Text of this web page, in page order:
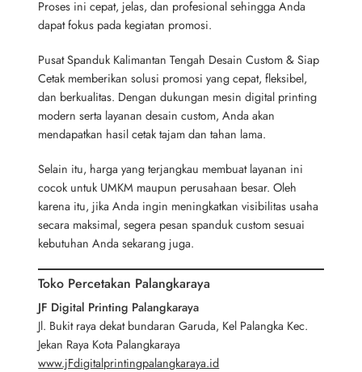
Proses ini cepat, jelas, dan profesional sehingga Anda
dapat fokus pada kegiatan promosi.
Pusat Spanduk Kalimantan Tengah Desain Custom & Siap
Cetak memberikan solusi promosi yang cepat, fleksibel,
dan berkualitas. Dengan dukungan mesin digital printing
modern serta layanan desain custom, Anda akan
mendapatkan hasil cetak tajam dan tahan lama.
Selain itu, harga yang terjangkau membuat layanan ini
cocok untuk UMKM maupun perusahaan besar. Oleh
karena itu, jika Anda ingin meningkatkan visibilitas usaha
secara maksimal, segera pesan spanduk custom sesuai
kebutuhan Anda sekarang juga.
Toko Percetakan Palangkaraya
JF Digital Printing Palangkaraya
Jl. Bukit raya dekat bundaran Garuda, Kel Palangka Kec.
Jekan Raya Kota Palangkaraya
www.jFdigitalprintingpalangkaraya.id